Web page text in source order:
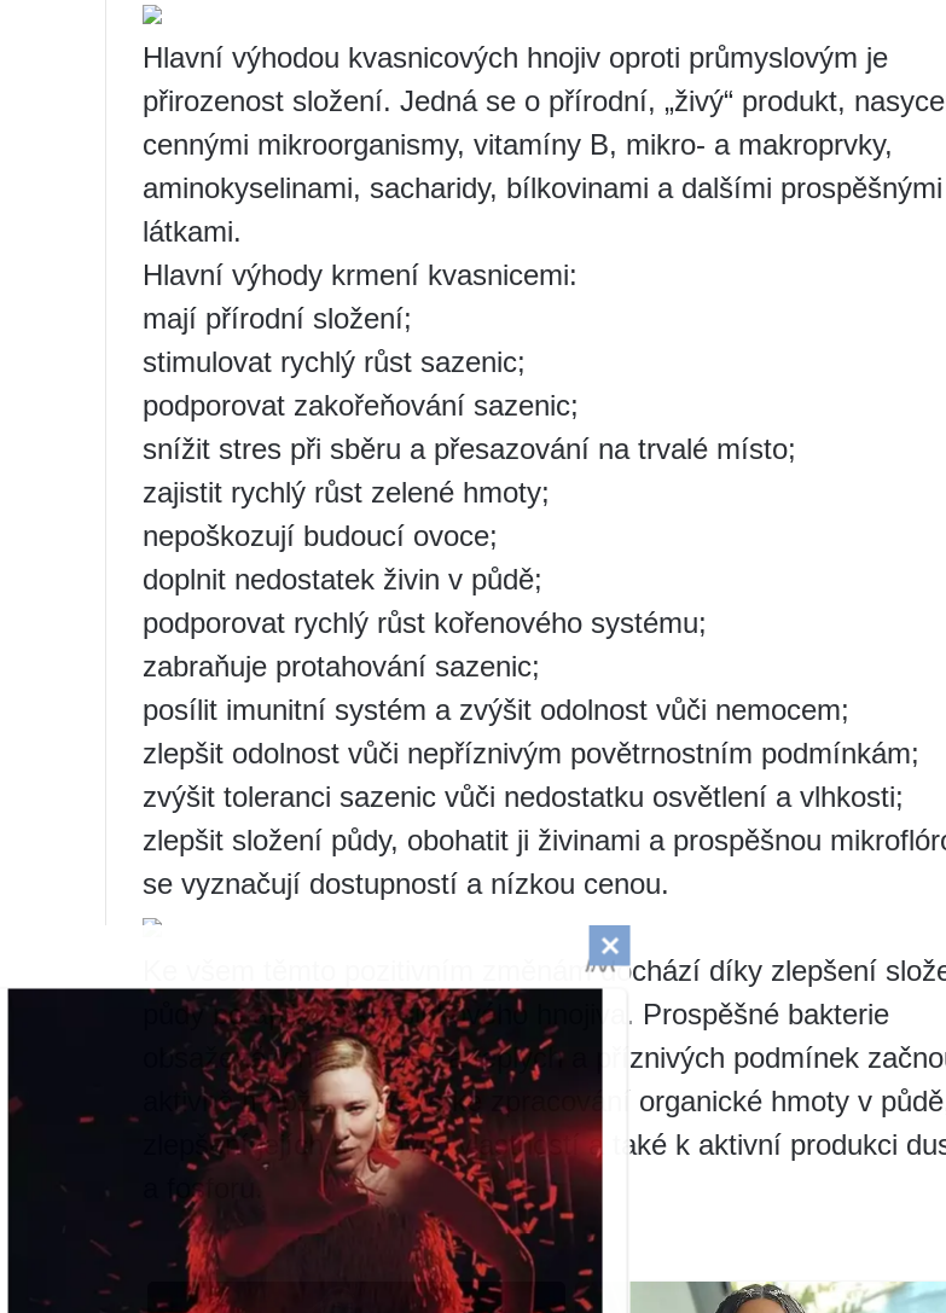
Hlavní výhodou kvasnicových hnojiv oproti průmyslovým je
přirozenost složení. Jedná se o přírodní, „živý“ produkt,
cennými mikroorganismy, vitamíny B, mikro- a makroprvky,
aminokyselinami, sacharidy, bílkovinami a dalšími prospěšnými
látkami.
Hlavní výhody krmení kvasnicemi:
mají přírodní složení;
stimulovat rychlý růst sazenic;
podporovat zakořeňování sazenic;
snížit stres při sběru a přesazování na trvalé místo;
zajistit rychlý růst zelené hmoty;
nepoškozují budoucí ovoce;
doplnit nedostatek živin v půdě;
podporovat rychlý růst kořenového systému;
zabraňuje protahování sazenic;
posílit imunitní systém a zvýšit odolnost vůči nemocem;
zlepšit odolnost vůči nepříznivým povětrnostním podmínkám;
zvýšit toleranci sazenic vůči nedostatku osvětlení a vlhkosti;
zlepšit složení půdy, obohatit ji živinami a prospěšnou
se vyznačují dostupností a nízkou cenou.
Ke všem těmto pozitivním změnám dochází díky zlepšení
půdy po aplikaci kvasinkového hnojiva. Prospěšné bakterie
obsažené v hnojivu se za teplých a příznivých podmínek
aktivně množit. To vede ke zpracování organické hmoty v
zlepšení jejích úrodných vlastností a také k aktivní produkci
a fosforu.